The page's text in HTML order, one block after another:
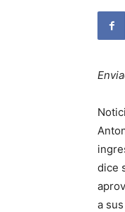
dice
a